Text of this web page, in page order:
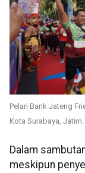
Pelari Bank Jateng
Kota Surabaya,
Dalam
meskipun